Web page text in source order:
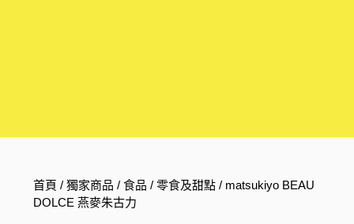
首頁 /獨家商品 /食品 /零食及甜點 / matsukiyo BEAU
DOLCE 燕麥朱古力